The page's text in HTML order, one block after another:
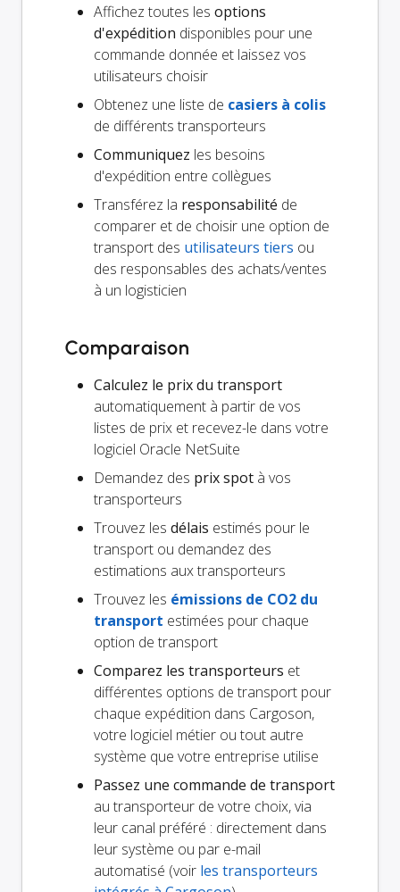
Affichez toutes les options
d'expédition disponibles pour une
commande donnée et laissez vos
utilisateurs choisir
Obtenez une liste de casiers à colis
de différents transporteurs
Communiquez les besoins
d'expédition entre collègues
Transférez la responsabilité de
comparer et de choisir une option de
transport des utilisateurs tiers ou
des responsables des achats/ventes
à un logisticien
Comparaison
Calculez le prix du transport
automatiquement à partir de vos
listes de prix et recevez-le dans votre
logiciel Oracle NetSuite
Demandez des prix spot à vos
transporteurs
Trouvez les délais estimés pour le
transport ou demandez des
estimations aux transporteurs
Trouvez les émissions de CO2 du
transport estimées pour chaque
option de transport
Comparez les transporteurs et
différentes options de transport pour
chaque expédition dans Cargoson,
votre logiciel métier ou tout autre
système que votre entreprise utilise
Passez une commande de transport
au transporteur de votre choix, via
leur canal préféré : directement dans
leur système ou par e-mail
automatisé (voir les transporteurs